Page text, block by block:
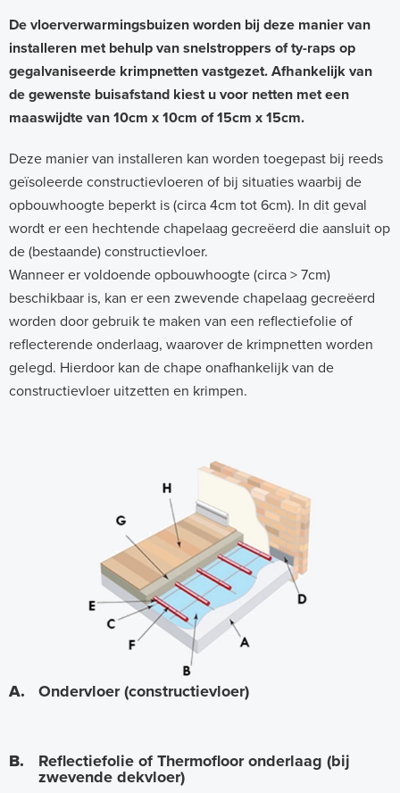
n
s
t
a
l
l
a
t
i
e
o
p
k
r
De vloerverwarmingsbuizen worden bij deze manier van
installeren met behulp van snelstroppers of ty-raps op
gegalvaniseerde krimpnetten vastgezet. Afhankelijk van
de gewenste buisafstand kiest u voor netten met een
maaswijdte van 10cm x 10cm of 15cm x 15cm.
Deze manier van installeren kan worden toegepast bij reeds
geïsoleerde constructievloeren of bij situaties waarbij de
opbouwhoogte beperkt is (circa 4cm tot 6cm). In dit geval
wordt er een hechtende chapelaag gecreëerd die aansluit op
de (bestaande) constructievloer.
Wanneer er voldoende opbouwhoogte (circa > 7cm)
beschikbaar is, kan er een zwevende chapelaag gecreëerd
worden door gebruik te maken van een reflectiefolie of
reflecterende onderlaag, waarover de krimpnetten worden
gelegd. Hierdoor kan de chape onafhankelijk van de
constructievloer uitzetten en krimpen.
A. Ondervloer (constructievloer)
B.
Reflectiefolie of Thermofloor onderlaag (bij
zwevende dekvloer)